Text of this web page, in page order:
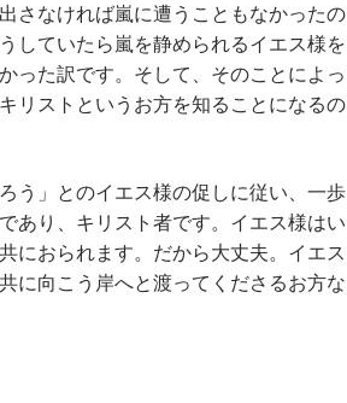
さなければ嵐に遭うこともなかったの
していたら嵐を静められるイエス様を
った訳です。そして、そのことによっ
リストというお方を知ることになるの
う」とのイエス様の促しに従い、一歩
あり、キリスト者です。イエス様はい
におられます。だから大丈夫。イエス
に向こう岸へと渡ってくださるお方な